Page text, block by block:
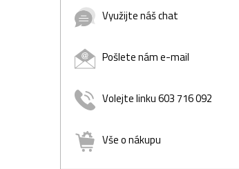
Využijte náš chat
Pošlete nám e-mail
Volejte linku 603 716 092
Vše o nákupu